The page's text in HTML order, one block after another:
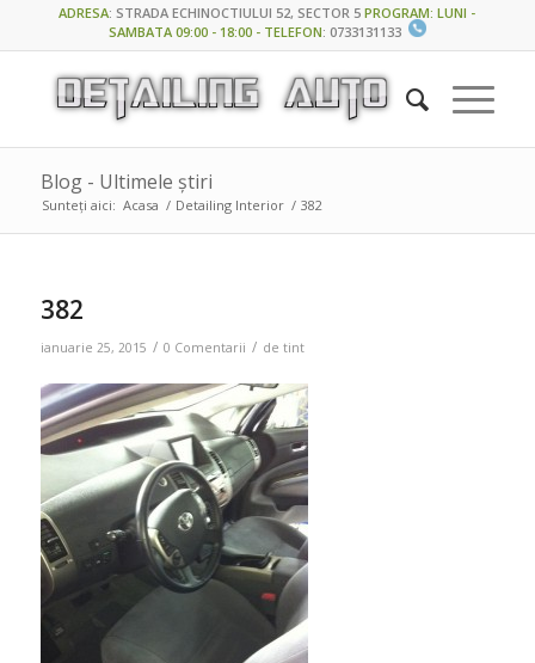
ADRESA:STRADA ECHINOCTIULUI 52, SECTOR 5 PROGRAM: LUNI -
SAMBATA 09:00 - 18:00 - TELEFON: 0733131133
Blog - Ultimele știri
Sunteți aici: Acasa / Detailing Interior / 382
382
ianuarie 25, 2015 / 0 Comentarii / de tint